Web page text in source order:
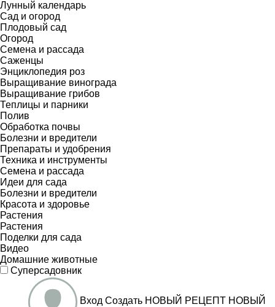
Лунный календарь
Сад и огород
Плодовый сад
Огород
Семена и рассада
Саженцы
Энциклопедия роз
Выращивание винограда
Выращивание грибов
Теплицы и парники
Полив
Обработка почвы
Болезни и вредители
Препараты и удобрения
Техника и инструменты
Семена и рассада
Идеи для сада
Болезни и вредители
Красота и здоровье
Растения
Растения
Поделки для сада
Видео
Домашние животные
Суперсадовник
Вход Создать НОВЫЙ РЕЦЕПТ НОВЫЙ